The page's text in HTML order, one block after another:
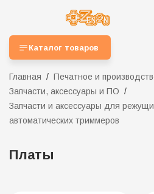
Каталог товаров
Главная
Печатное и
Запчасти, аксессуары и ПО
Запчасти и аксессуары для
автоматических триммеров
Платы